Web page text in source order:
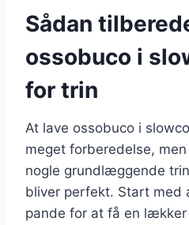
Sådan
ossobuco i
for trin
At lave ossobuco i
meget forberedelse,
nogle grundlæggende
bliver perfekt. Start med
pande for at få en